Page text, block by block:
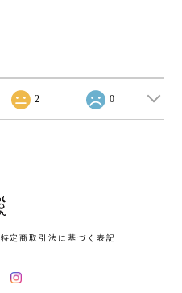
2 0
特定商取引法に基づく表記